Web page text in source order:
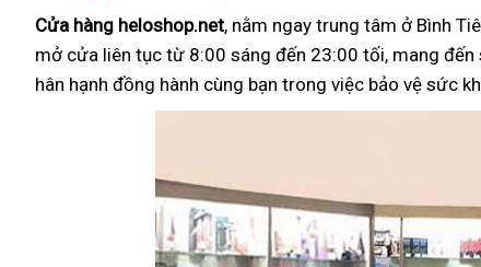
Cửa hàng heloshop.net, nằm ngay trung tâm ở Bình
mở cửa liên tục từ 8:00 sáng đến 23:00 tối, mang
hân hạnh đồng hành cùng bạn trong việc bảo vệ sức